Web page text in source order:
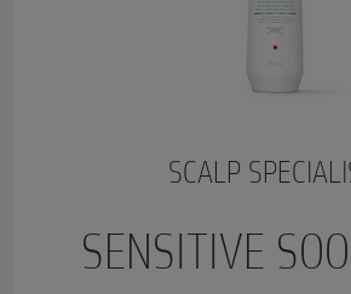
SCALP
SENSITIVE